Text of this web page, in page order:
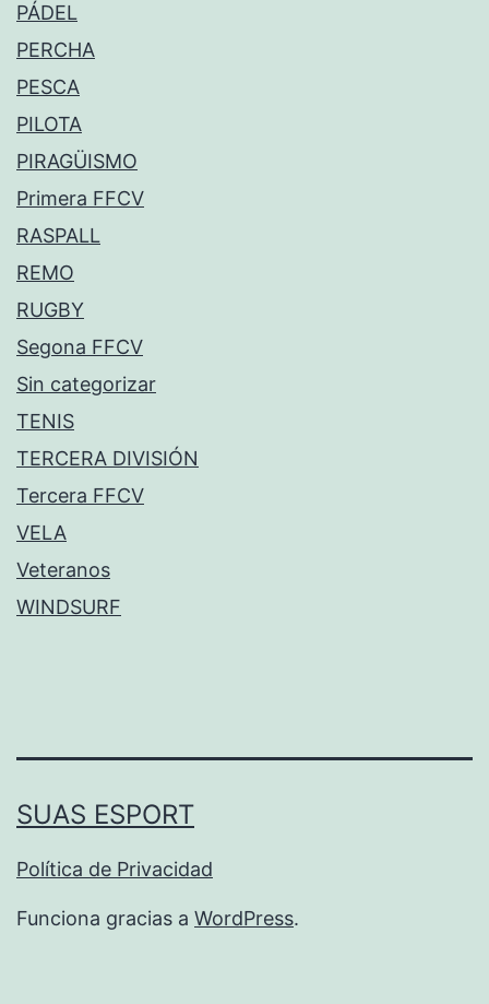
PÁDEL
PERCHA
PESCA
PILOTA
PIRAGÜISMO
Primera FFCV
RASPALL
REMO
RUGBY
Segona FFCV
Sin categorizar
TENIS
TERCERA DIVISIÓN
Tercera FFCV
VELA
Veteranos
WINDSURF
SUAS ESPORT
Política de Privacidad
Funciona gracias a WordPress.